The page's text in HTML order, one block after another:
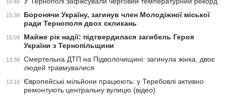
16:48
15:39
Боронячи Україну, загинув член Молодіжної міської
ради Тернополя двох скликань
15:09
Майже рік надії: підтвердилася загибель Героя
України з Тернопільщини
13:38
Смертельна ДТП на Підволочищині: загинула жінка, двоє
людей травмувалися
13:16
Європейські мільйони працюють: у Теребовлі активно
ремонтують центральну вулицю (відео)